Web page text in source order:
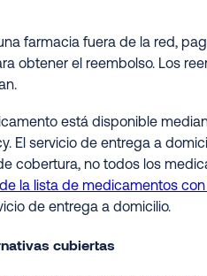
farmacia fuera de la red,
obtener el reembolso. Los
está disponible
El servicio de entrega a
cobertura, no todos los
la lista de medicamentos
de entrega a domicilio.
cubiertas